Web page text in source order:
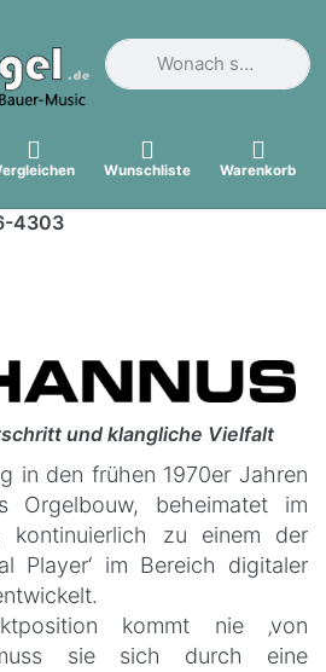
Geben Sie einen
Wunschliste Warenkorb
4303
und klangliche Vielfalt
in den frühen 1970er Jahren
Orgelbouw, beheimatet im
kontinuierlich zu einem der
Player‘ im Bereich digitaler
kommt nie ‚von
sie sich durch eine